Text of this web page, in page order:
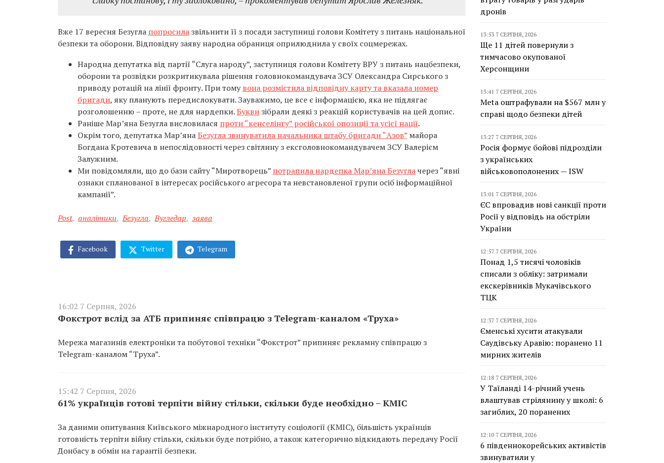
Вже 17 вересня Безугла попросилазвільнити її з посади заступниці голови Комітету з питань національної
безпеки та оборони. Відповідну заяву народна обраниця оприлюднила у своїх соцмережах.
Народна депутатка від партії “Слуга народу”, заступниця голови Комітету ВРУ з питань нацбезпеки,
оборони та розвідки розкритикувала рішення головнокомандувача ЗСУ Олександра Сирського з
приводу ротацій на лінії фронту. При томувона розмістила відповідну карту та вказала номер
бригади, яку планують передислокувати. Зауважимо, це все є інформацією, яка не підлягає
розголошенню – проте, не для нардепки.Буквизібрали деякі з реакцій користувачів на цей допис.
Раніше Мар’яна Безугла висловилася проти “кенселінгу” російської опозиції та усієї нації.
Окрім того, депутатка Мар’янаБезугла звинуватила начальника штабу бригади “Азов” майора
Богдана Кротевича в непослідовності через світлину з ексголовнокомандувачем ЗСУ Валерієм
Залужним.
Ми повідомляли, що до бази сайту “Миротворець” потрапила нардепка Мар’яна Безуглачерез “явні
ознаки спланованої в інтересах російського агресора та невстановленої групи осіб інформаційної
кампанії”.
Post, аналітики, Безугла, Вугледар, заява
Facebook Twitter Telegram
16:02 7 Серпня, 2026
Фокстрот вслід за АТБ припиняє співпрацю з Telegram-каналом «Труха»
Мережа магазинів електроніки та побутової техніки “Фокстрот” припиняє рекламну співпрацю з
Telegram-каналом “Труха”.
15:42 7 Серпня, 2026
61% українців готові терпіти війну стільки, скільки буде необхідно – КМІС
За даними опитування Київського міжнародного інституту соціології (КМІС), більшість українців
готовність терпіти війну стільки, скільки буде потрібно, а також категорично відкидають передачу Росії
Донбасу в обмін на гарантії безпеки.
дронів
13:53 7 СЕРПНЯ, 2026
Ще 11 дітей повернули з
тимчасово окупованої
Херсонщини
13:41 7 СЕРПНЯ, 2026
Meta оштрафували на $567 млн у
справі щодо безпеки дітей
13:27 7 СЕРПНЯ, 2026
Росія формує бойові підрозділи
з українських
військовополонених — ISW
13:01 7 СЕРПНЯ, 2026
ЄС впровадив нові санкції проти
Росії у відповідь на обстріли
України
12:57 7 СЕРПНЯ, 2026
Понад 1,5 тисячі чоловіків
списали з обліку: затримали
екскерівників Мукачівського
ТЦК
12:37 7 СЕРПНЯ, 2026
Єменські хусити атакували
Саудівську Аравію: поранено 11
мирних жителів
12:18 7 СЕРПНЯ, 2026
У Таїланді 14-річний учень
влаштував стрілянину у школі: 6
загиблих, 20 поранених
12:10 7 СЕРПНЯ, 2026
6 південнокорейських активістів
звинуватили у